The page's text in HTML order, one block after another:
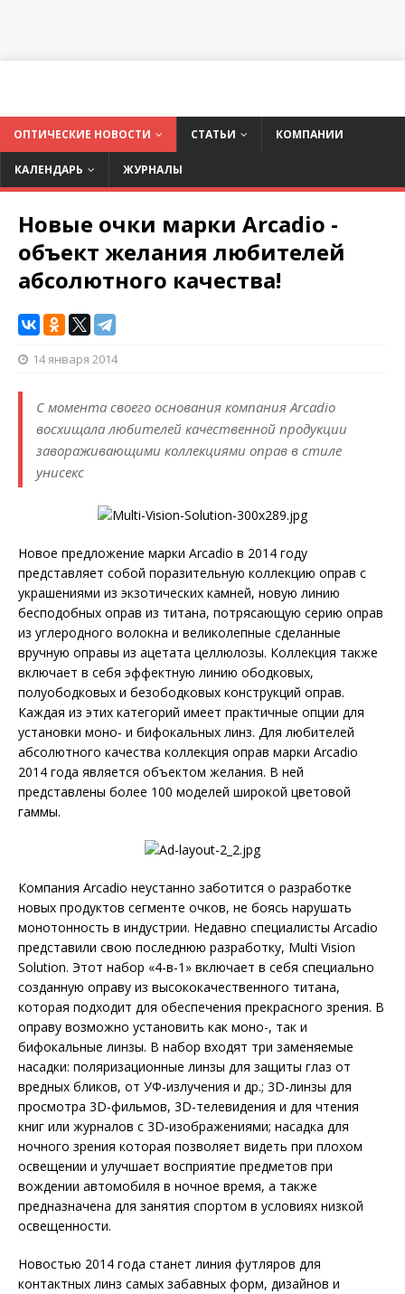
ОПТИЧЕСКИЕ НОВОСТИ СТАТЬИ КОМПАНИИ
КАЛЕНДАРЬ ЖУРНАЛЫ
Новые очки марки Arcadio -
объект желания любителей
абсолютного качества!
14 января 2014
С момента своего основания компания Arcadio
восхищала любителей качественной продукции
завораживающими коллекциями оправ в стиле
унисекс
Новое предложение марки Arcadio в 2014 году
представляет собой поразительную коллекцию оправ с
украшениями из экзотических камней, новую линию
бесподобных оправ из титана, потрясающую серию оправ
из углеродного волокна и великолепные сделанные
вручную оправы из ацетата целлюлозы. Коллекция также
включает в себя эффектную линию ободковых,
полуободковых и безободковых конструкций оправ.
Каждая из этих категорий имеет практичные опции для
установки моно- и бифокальных линз. Для любителей
абсолютного качества коллекция оправ марки Arcadio
2014 года является объектом желания. В ней
представлены более 100 моделей широкой цветовой
гаммы.
Компания Arcadio неустанно заботится о разработке
новых продуктов сегменте очков, не боясь нарушать
монотонность в индустрии. Недавно специалисты Arcadio
представили свою последнюю разработку, Multi Vision
Solution. Этот набор «4-в-1» включает в себя специально
созданную оправу из высококачественного титана,
которая подходит для обеспечения прекрасного зрения. В
оправу возможно установить как моно-, так и
бифокальные линзы. В набор входят три заменяемые
насадки: поляризационные линзы для защиты глаз от
вредных бликов, от УФ-излучения и др.; 3D-линзы для
просмотра 3D-фильмов, 3D-телевидения и для чтения
книг или журналов с 3D-изображениями; насадка для
ночного зрения которая позволяет видеть при плохом
освещении и улучшает восприятие предметов при
вождении автомобиля в ночное время, а также
предназначена для занятия спортом в условиях низкой
освещенности.
Новостью 2014 года станет линия футляров для
контактных линз самых забавных форм, дизайнов и